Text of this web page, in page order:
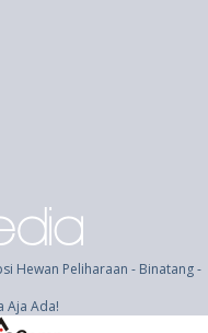
Hewan Peliharaan - Binatang -
Aja Ada!